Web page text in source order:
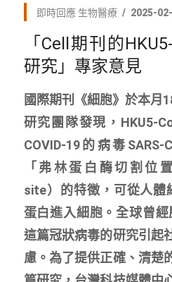
即時回應 生物醫療 2025-
「Cell期刊的
研究」專家意見
國際期刊《細胞》於本月
研究團隊發現，HKU5-
COVID-19的病毒
「弗林蛋白酶切割位
site）的特徵，可從人體
蛋白進入細胞。全球曾經
這篇冠狀病毒的研究引起
慮。為了提供正確、清楚